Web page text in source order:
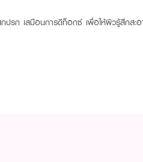
รก เสมือนการดีท็อกซ์ เพื่อให้ผิวรู้สึกส